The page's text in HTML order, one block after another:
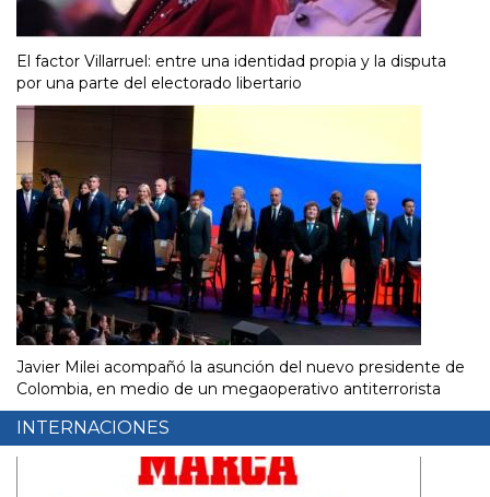
El factor Villarruel: entre una identidad propia y la disputa
por una parte del electorado libertario
Javier Milei acompañó la asunción del nuevo presidente de
Colombia, en medio de un megaoperativo antiterrorista
INTERNACIONES